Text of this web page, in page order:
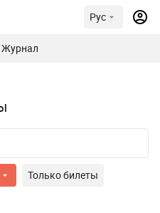
Рус
Журнал
Только билеты